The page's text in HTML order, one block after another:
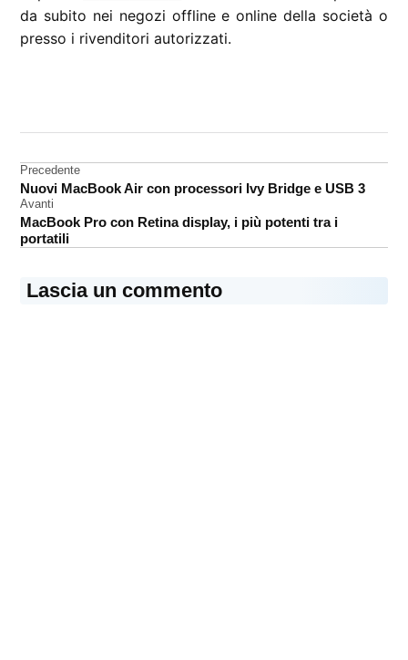
da subito nei negozi offline e online della società o
presso i rivenditori autorizzati.
MacBook
Pro
Navigazione
articoli
Precedente
Nuovi MacBook Air con processori Ivy Bridge e USB 3
Avanti
MacBook Pro con Retina display, i più potenti tra i
portatili
Lascia un commento